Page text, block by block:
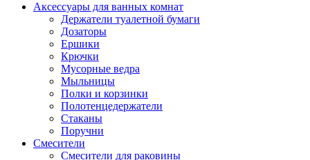
Аксессуары для ванных комнат
Держатели туалетной бумаги
Дозаторы
Ершики
Крючки
Мусорные ведра
Мыльницы
Полки и корзинки
Полотенцедержатели
Стаканы
Поручни
Смесители
Смесители для раковины